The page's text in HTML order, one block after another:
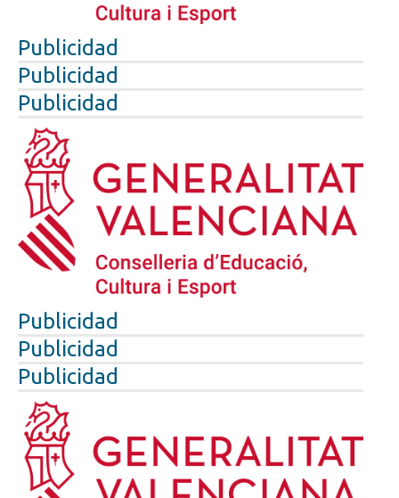
Publicidad
Publicidad
Publicidad
Publicidad
Publicidad
Publicidad